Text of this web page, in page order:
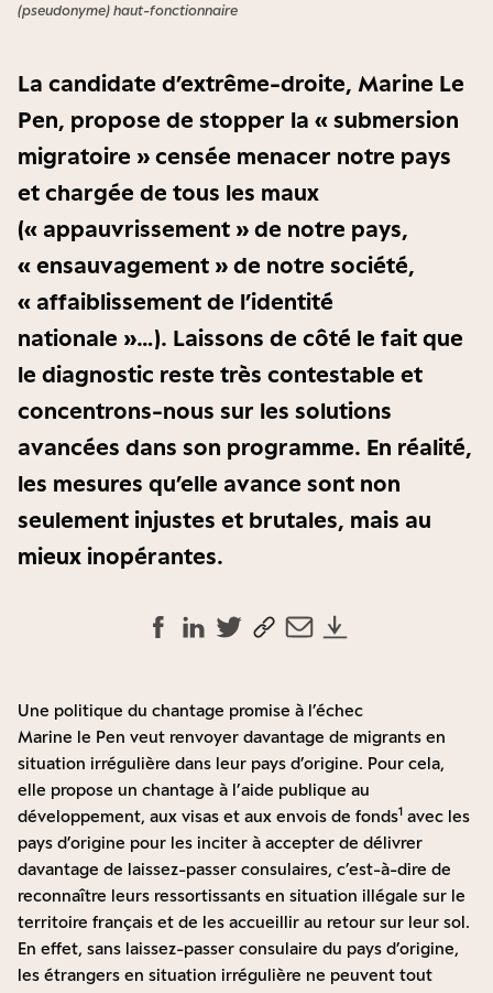
(pseudonyme) haut-fonctionnaire
La candidate d’extrême-droite, Marine Le
Pen, propose de stopper la « submersion
migratoire » censée menacer notre pays
et chargée de tous les maux
(« appauvrissement » de notre pays,
« ensauvagement » de notre société,
« affaiblissement de l’identité
nationale »…). Laissons de côté le fait que
le diagnostic reste très contestable et
concentrons-nous sur les solutions
avancées dans son programme. En réalité,
les mesures qu’elle avance sont non
seulement injustes et brutales, mais au
mieux inopérantes.
Une politique du chantage promise à l’échec
Marine le Pen veut renvoyer davantage de migrants en
situation irrégulière dans leur pays d’origine. Pour cela,
elle propose un chantage à l’aide publique au
développement, aux visas et aux envois de fonds1 avec les
pays d’origine pour les inciter à accepter de délivrer
davantage de laissez-passer consulaires, c’est-à-dire de
reconnaître leurs ressortissants en situation illégale sur le
territoire français et de les accueillir au retour sur leur sol.
En effet, sans laissez-passer consulaire du pays d’origine,
les étrangers en situation irrégulière ne peuvent tout